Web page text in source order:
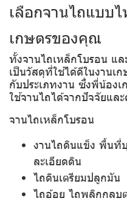
เลือกจานไถแบบ
เกษตรของคุณ
ทั้งจานไถเหล็กโบรอน แล
เป็นวัสดุที่ใช้ได้ดีในงานเ
กับประเภทงาน ซึ่งพี่น้อง
ใช้จานไถได้จากปัจจัยแล
จานไถเหล็กโบรอน
งานไถดินแข็ง พื้นที่
ละเอียดดิน
ไถดินเตรียมปลูกมัน
ไถอ้อย ไถพลิกกลบ